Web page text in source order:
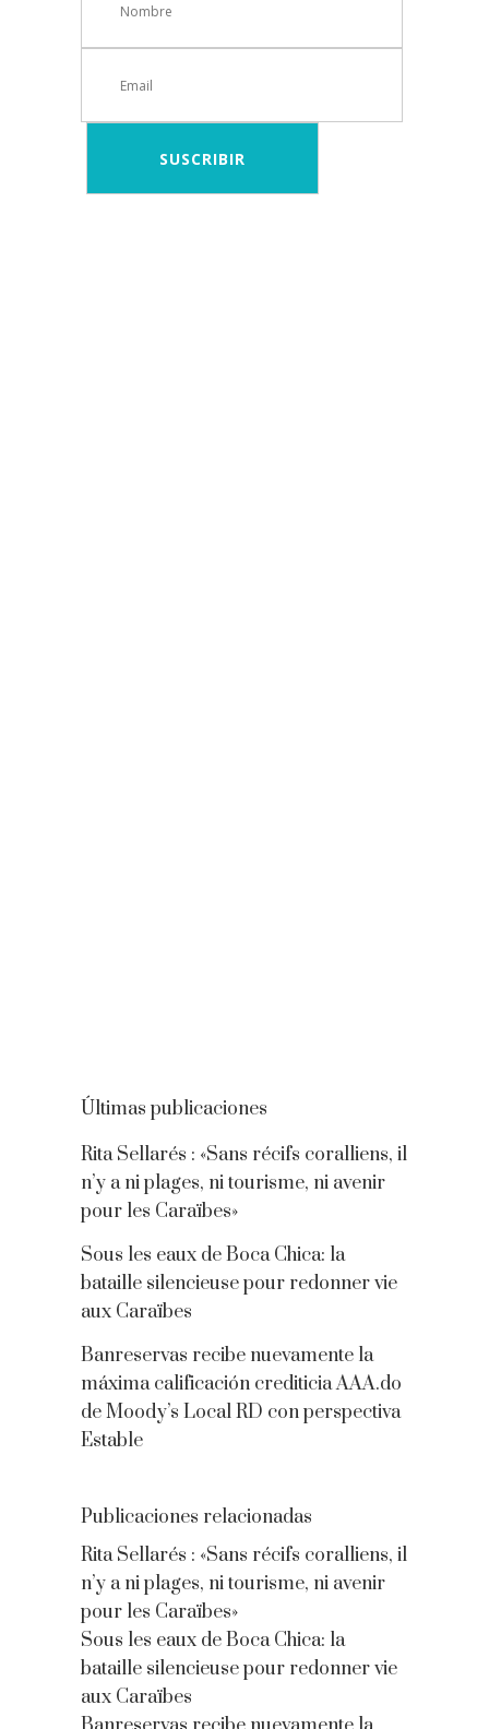
Últimas publicaciones
Rita Sellarés : «Sans récifs coralliens, il
n’y a ni plages, ni tourisme, ni avenir
pour les Caraïbes»
Sous les eaux de Boca Chica: la
bataille silencieuse pour redonner vie
aux Caraïbes
Banreservas recibe nuevamente la
máxima calificación crediticia AAA.do
de Moody’s Local RD con perspectiva
Estable
Publicaciones relacionadas
Rita Sellarés : «Sans récifs coralliens, il
n’y a ni plages, ni tourisme, ni avenir
pour les Caraïbes»
Sous les eaux de Boca Chica: la
bataille silencieuse pour redonner vie
aux Caraïbes